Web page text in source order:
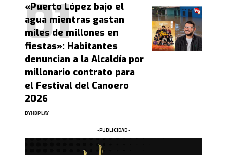
«Puerto López bajo el
agua mientras gastan
miles de millones en
fiestas»: Habitantes
denuncian a la Alcaldía por
millonario contrato para
el Festival del Canoero
2026
BYHBPLAY
-PUBLICIDAD -